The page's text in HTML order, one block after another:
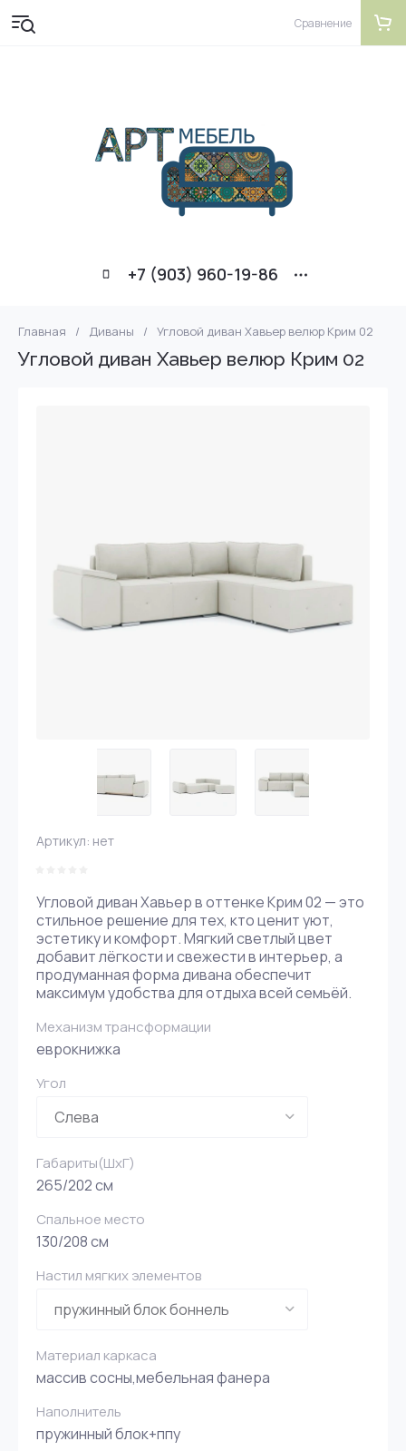
+7 (903) 960-19-86
Сравнение
Главная / Диваны / Угловой диван Хавьер велюр Крим 02
Угловой диван Хавьер велюр Крим 02
Артикул: нет
Угловой диван Хавьер в оттенке Крим 02 — это
стильное решение для тех, кто ценит уют,
эстетику и комфорт. Мягкий светлый цвет
добавит лёгкости и свежести в интерьер, а
продуманная форма дивана обеспечит
максимум удобства для отдыха всей семьёй.
Механизм трансформации
еврокнижка
Угол
Габариты(ШxГ)
265/202 см
Спальное место
130/208 см
Настил мягких элементов
Материал каркаса
массив сосны,мебельная фанера
Наполнитель
пружинный блок+ппу